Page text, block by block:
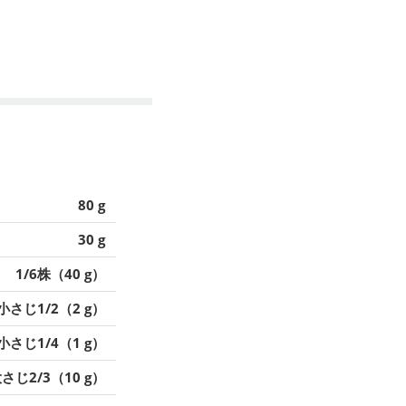
80 g
30 g
1/6株（40 g）
さじ1/2（2 g）
さじ1/4（1 g）
じ2/3（10 g）